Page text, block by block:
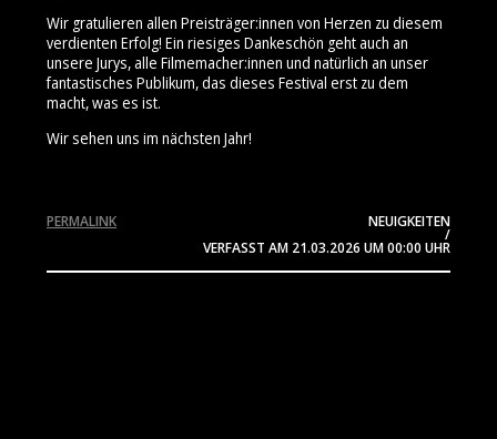
Wir gratulieren allen Preisträger:innen von Herzen zu diesem
verdienten Erfolg! Ein riesiges Dankeschön geht auch an
unsere Jurys, alle Filmemacher:innen und natürlich an unser
fantastisches Publikum, das dieses Festival erst zu dem
macht, was es ist.
Wir sehen uns im nächsten Jahr!
NEUIGKEITEN
/
VERFASST AM 21.03.2026 UM 00:00 UHR
PERMALINK